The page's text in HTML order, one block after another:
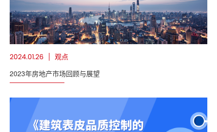
2024.01.26
观点
2023年房地产市场回顾与展望